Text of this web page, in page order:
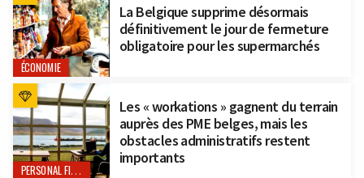
ÉCONOMIE
La Belgique supprime désormais
définitivement le jour de fermeture
obligatoire pour les supermarchés
PERSONAL FINANCE
Les « workations » gagnent du terrain
auprès des PME belges, mais les
obstacles administratifs restent
importants